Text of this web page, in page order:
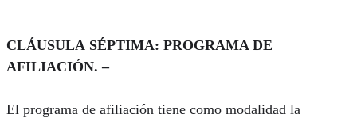
CLÁUSULA SÉPTIMA: PROGRAMA DE
AFILIACIÓN. –
El programa de afiliación tiene como modalidad la